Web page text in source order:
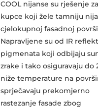
COOL nijanse su rješenje
kupce koji žele tamniju
cjelokupnoj fasadnoj
Napravljene su od IR
pigmenata koji odbijaju
zrake i tako osiguravaju do
niže temperature na
sprječavaju prekomjerno
rastezanje fasade zbog